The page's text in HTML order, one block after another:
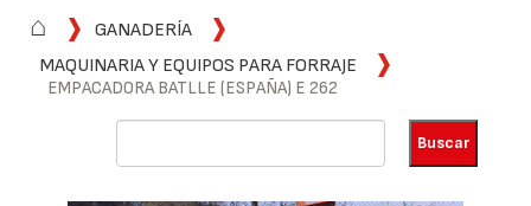
⌂
GANADERÍA
MAQUINARIA Y EQUIPOS PARA FORRAJE
EMPACADORA BATLLE (ESPAÑA) E 262